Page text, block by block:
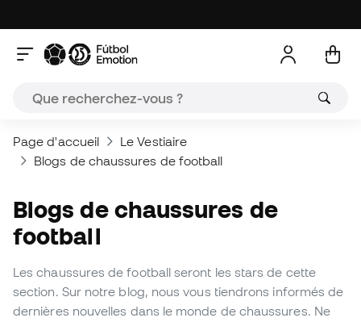
Page d'accueil
Le Vestiaire
Blogs de chaussures de football
Blogs de chaussures de
football
Les chaussures de football seront les stars de cette
section. Sur notre blog, nous vous tiendrons informés de
dernières nouvelles dans le monde de chaussures. Ne